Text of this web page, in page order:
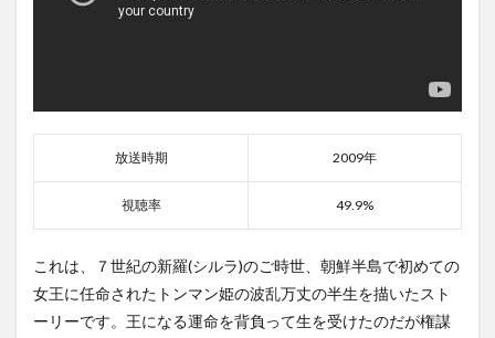
放送時期 2009年
視聴率 49.9%
これは、７世紀の新羅(シルラ)のご時世、朝鮮半島で初めての
女王に任命されたトンマン姫の波乱万丈の半生を描いたスト
ーリーです。王になる運命を背負って生を受けたのだが権謀